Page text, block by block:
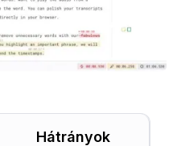
Hátrányok